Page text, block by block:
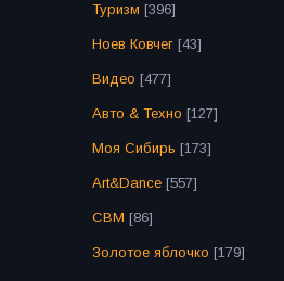
Туризм [396]
Ноев Ковчег [43]
Видео [477]
Авто & Техно [127]
Моя Сибирь [173]
Art&Dance [557]
СВМ [86]
Золотое яблочко [179]